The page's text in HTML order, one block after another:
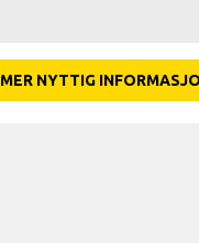
MER NYTTIG